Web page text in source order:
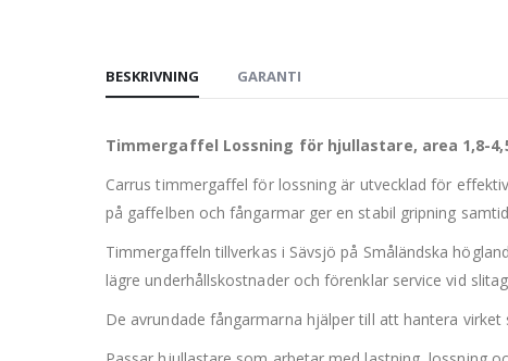
BESKRIVNING GARANTI
Timmergaffel Lossning för hjullastare, area 1,8-
Carrus timmergaffel för lossning är utvecklad för
på gaffelben och fångarmar ger en stabil gripning
Timmergaffeln tillverkas i Sävsjö på Småländska
lägre underhållskostnader och förenklar service vid
De avrundade fångarmarna hjälper till att hantera